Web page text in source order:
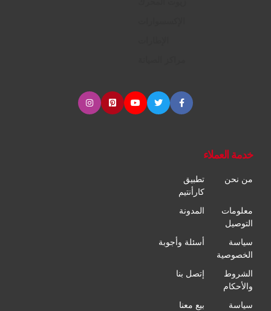
خدمة العملاء
من نحن
تطبيق
كارأنتيم
معلومات
التوصيل
المدونة
سياسة
الخصوصية
أسئلة وأجوبة
الشروط
والأحكام
إتصل بنا
سياسة بيع معنا